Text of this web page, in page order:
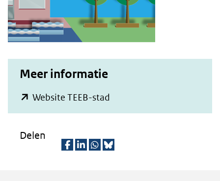
Meer informatie
Website TEEB-stad
in
venster)
Delen